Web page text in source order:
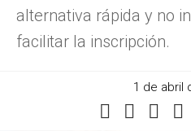
alternativa rápida y no
facilitar la inscripción.
1 de abril